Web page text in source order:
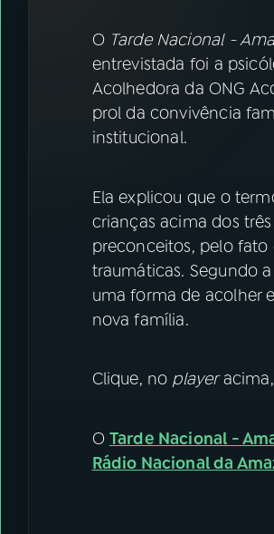
FESTIVAL DE MÚSICA
ACOMPANHE A RÁDIO NACIONAL
Instagram X
O Tarde Nacional -
entrevistada foi a
Acolhedora da ONG
prol da convivência
institucional.
Ela explicou que o
crianças acima dos
preconceitos, pelo fato
traumáticas. Segundo
uma forma de acolher
nova família.
Clique, no playeracima,
O Tarde Nacional -
Rádio Nacional da